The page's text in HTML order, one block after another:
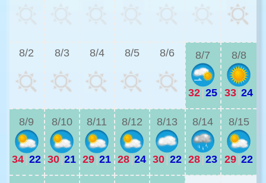
8/2 8/3 8/4 8/5 8/6 8/7
32|25
8/8
33|24
8/9
34|22
8/10
30|21
8/11
29|21
8/12
28|24
8/13
30|22
8/14
28|23
8/15
29|22